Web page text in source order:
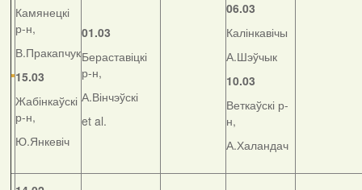
Камянецкі
р-н,
В.Пракапчук
15.03
Жабінкаўскі
р-н,
Ю.Янкевіч
01.03
Бераставіцкі
р-н,
А.Вінчэўскі
et al.
06.03
Калінкавічы
А.Шэўчык
10.03
Веткаўскі р-
н,
А.Халандач